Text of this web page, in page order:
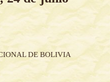
DE BOLIVIA